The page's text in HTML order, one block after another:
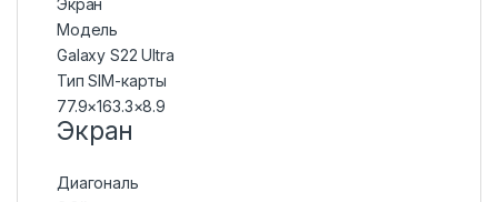
Экран
Модель
Galaxy S22 Ultra
Тип SIM-карты
77.9×163.3×8.9
Экран
Диагональ